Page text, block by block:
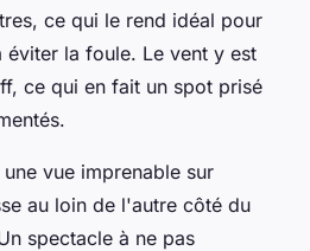
ce qui le rend idéal pour
éviter la foule. Le vent y est
ce qui en fait un spot prisé
vue imprenable sur
au loin de l'autre côté du
spectacle à ne pas